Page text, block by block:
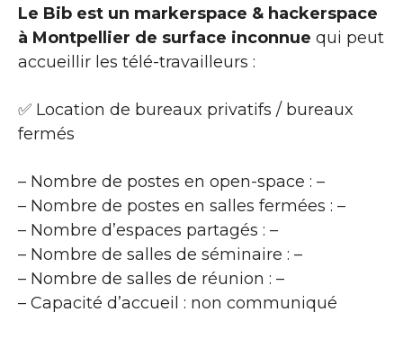
Le Bib est un markerspace & hackerspace
à Montpellier de surface inconnue qui peut
accueillir les télé-travailleurs :
✅ Location de bureaux privatifs / bureaux
fermés
– Nombre de postes en open-space : –
– Nombre de postes en salles fermées : –
– Nombre d’espaces partagés : –
– Nombre de salles de séminaire : –
– Nombre de salles de réunion : –
– Capacité d’accueil : non communiqué